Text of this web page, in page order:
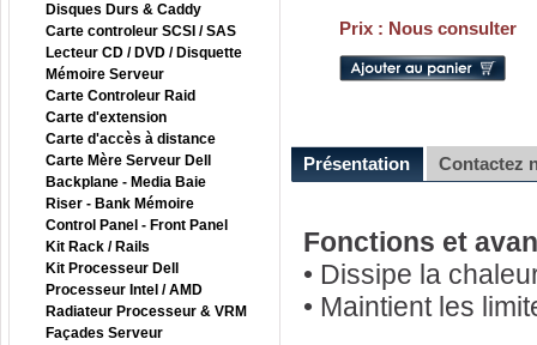
Disques Durs & Caddy
Carte controleur SCSI / SAS
Lecteur CD / DVD / Disquette
Mémoire Serveur
Carte Controleur Raid
Carte d'extension
Carte d'accès à distance
Carte Mère Serveur Dell
Backplane - Media Baie
Riser - Bank Mémoire
Control Panel - Front Panel
Kit Rack / Rails
Kit Processeur Dell
Processeur Intel / AMD
Radiateur Processeur & VRM
Façades Serveur
Prix : Nous consulter
Présentation Contactez
Fonctions et
• Dissipe la
• Maintient les